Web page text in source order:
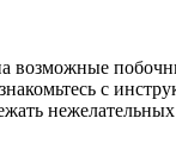
возможные
с